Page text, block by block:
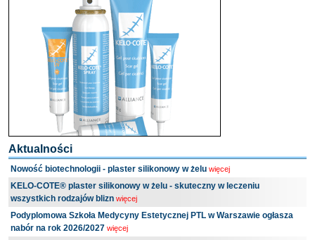
Aktualności
Nowość biotechnologii - plaster silikonowy w żelu więcej
KELO-COTE® plaster silikonowy w żelu - skuteczny w leczeniu
wszystkich rodzajów blizn więcej
Podyplomowa Szkoła Medycyny Estetycznej PTL w Warszawie ogłasza
nabór na rok 2026/2027 więcej